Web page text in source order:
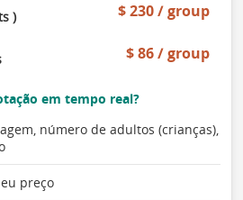
) $ 230 / group
$ 86 / group
em tempo real?
número de adultos (crianças),
preço